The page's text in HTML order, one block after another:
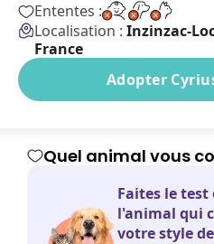
Ententes :
Localisation : Inzinzac-
France
Adopter
Quel animal vous
Faites le test
l'animal qui
votre style